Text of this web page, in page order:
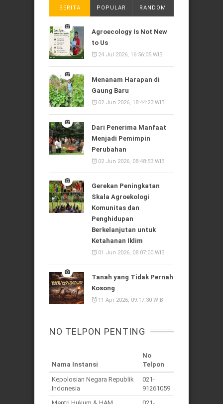
BERITA POPULAR RANDOM
Agroecology Is Not New
to Us
24 Jul 2026, 16:56:05 WIB
Menanam Harapan di
Gaung Baru
02 Jun 2026, 18:44:23 WIB
Dari Penerima Manfaat
Menjadi Pemimpin
Perubahan
02 Jun 2026, 08:48:53 WIB
Gerekan Peningkatan
Skala Agroekologi
Komunitas dan
Penghidupan
Berkelanjutan untuk
Ketahanan Iklim
01 Jun 2026, 08:07:00 WIB
Tanah yang Tidak Pernah
Kosong
11 Apr 2026, 09:17:30 WIB
NO TELPON PENTING
Nama Instansi
No
Telpon
Kepolosian Negara Republik
Indonesia
021-
91261059